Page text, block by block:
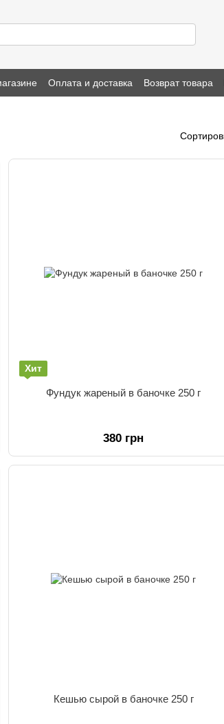
Оплата и доставка Возврат товара
Хит
Фундук жареный в баночке 250 г
380 грн
Кешью сырой в баночке 250 г